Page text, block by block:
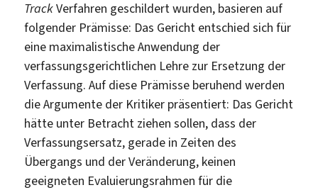
TrackVerfahren geschildert wurden, basieren auf
folgender Prämisse: Das Gericht entschied sich für
eine maximalistische Anwendung der
verfassungsgerichtlichen Lehre zur Ersetzung der
Verfassung. Auf diese Prämisse beruhend werden
die Argumente der Kritiker präsentiert: Das Gericht
hätte unter Betracht ziehen sollen, dass der
Verfassungsersatz, gerade in Zeiten des
Übergangs und der Veränderung, keinen
geeigneten Evaluierungsrahmen für die